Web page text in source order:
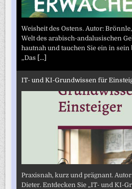
Weisheit des Ostens. Autor:
Welt des arabisch-andalusischen
hautnah und tauchen Sie ein in sein
„Das
[...]
IT- und KI-Grundwissen für
Praxisnah, kurz und prägnant.
Dieter. Entdecken Sie „IT- und KI-